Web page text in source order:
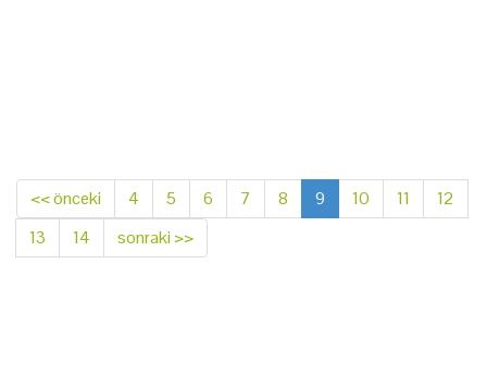
<< önceki 4 5 6 7 8 9 10 11
12
13
14 sonraki >>